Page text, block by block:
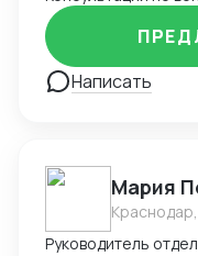
Написать
Мария
Руководитель